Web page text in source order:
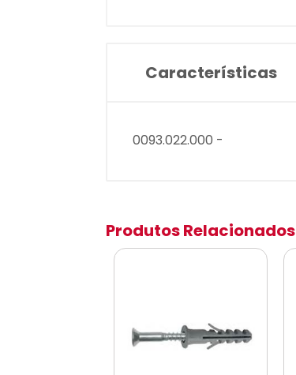
Características
0093.022.000 -
Produtos Relacionados